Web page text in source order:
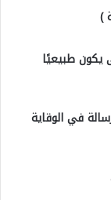
)
يكون طبيعيًا
إلى رسالة في الوقاية